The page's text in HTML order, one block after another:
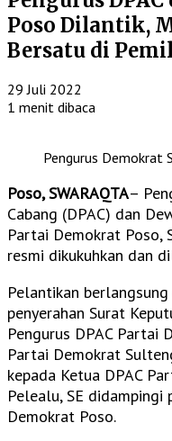
Poso Dilantik,
Bersatu di
29 Juli 2022
1 menit dibaca
Pengurus Demokrat
Poso, SWARAQTA–
Cabang (DPAC) dan
Partai Demokrat Poso,
resmi dikukuhkan dan
Pelantikan
penyerahan Surat
Pengurus DPAC Partai
Partai Demokrat
kepada Ketua DPAC
Pelealu, SE didampingi
Demokrat Poso.